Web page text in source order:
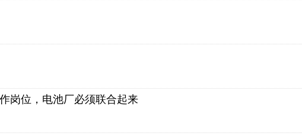
岗位，电池厂必须联合起来